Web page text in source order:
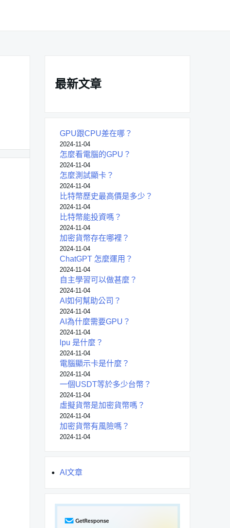
最新文章
GPU跟CPU差在哪？
2024-11-04
怎麼看電腦的GPU？
2024-11-04
怎麼測試顯卡？
2024-11-04
比特幣歷史最高價是多少？
2024-11-04
比特幣能投資嗎？
2024-11-04
加密貨幣存在哪裡？
2024-11-04
ChatGPT 怎麼運用？
2024-11-04
自主學習可以做甚麼？
2024-11-04
AI如何幫助公司？
2024-11-04
AI為什麼需要GPU？
2024-11-04
lpu 是什麼？
2024-11-04
電腦顯示卡是什麼？
2024-11-04
一個USDT等於多少台幣？
2024-11-04
虛擬貨幣是加密貨幣嗎？
2024-11-04
加密貨幣有風險嗎？
2024-11-04
AI文章